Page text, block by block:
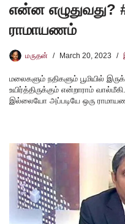
என்ன எழுதுவது?
ராமாயணம்
மருதன் March 20, 2023
மலைகளும் நதிகளும் பூமியில்
உயிர்த்திருக்கும் என்றாராம்
இல்லையோ அப்படியே ஒரு